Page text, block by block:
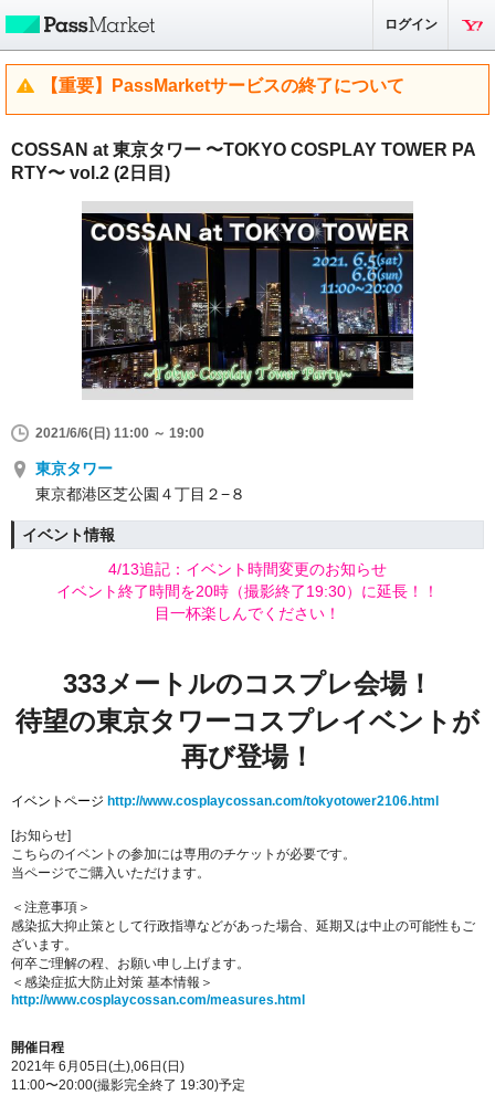
ログイン
【重要】PassMarketサービスの終了について
COSSAN at 東京タワー 〜TOKYO COSPLAY TOWER PA
RTY〜 vol.2 (2日目)
2021/6/6(日) 11:00 ～ 19:00
東京タワー
東京都港区芝公園４丁目２−８
イベント情報
4/13追記：イベント時間変更のお知らせ
イベント終了時間を20時（撮影終了19:30）に延長！！
目一杯楽しんでください！
333メートルのコスプレ会場！
待望の東京タワーコスプレイベントが
再び登場！
イベントページ http://www.cosplaycossan.com/tokyotower2106.html
[お知らせ]
こちらのイベントの参加には専用のチケットが必要です。
当ページでご購入いただけます。
＜注意事項＞
感染拡大抑止策として行政指導などがあった場合、延期又は中止の可能性もご
ざいます。
何卒ご理解の程、お願い申し上げます。
＜感染症拡大防止対策 基本情報＞
http://www.cosplaycossan.com/measures.html
開催日程
2021年 6月05日(土),06日(日)
11:00〜20:00(撮影完全終了 19:30)予定